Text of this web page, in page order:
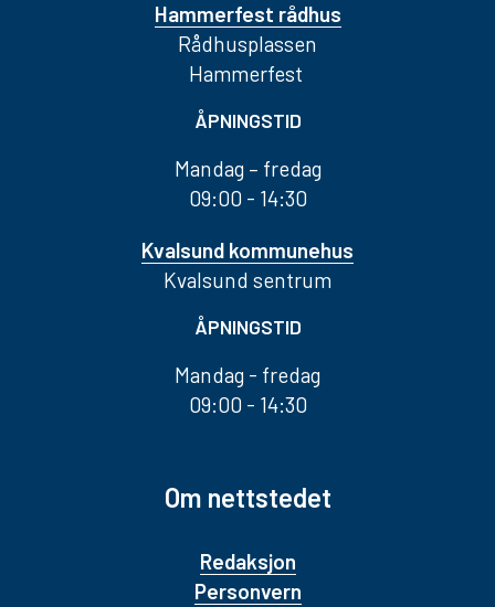
Hammerfest rådhus
Rådhusplassen
Hammerfest
ÅPNINGSTID
Mandag – fredag
09:00 - 14:30
Kvalsund kommunehus
Kvalsund sentrum
ÅPNINGSTID
Mandag - fredag
09:00 - 14:30
Om nettstedet
Redaksjon
Personvern